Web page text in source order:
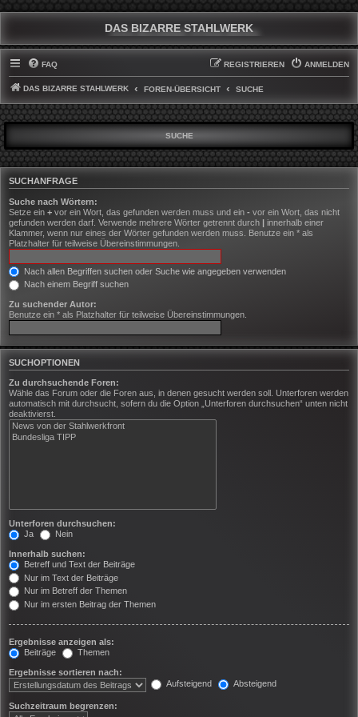
DAS BIZARRE STAHLWERK
FAQ ANMELDEN
REGISTRIEREN
DAS BIZARRE STAHLWERK FOREN-ÜBERSICHT SUCHE
SUCHE
SUCHANFRAGE
Suche nach Wörtern:
Setze ein + vor ein Wort, das gefunden werden muss und ein - vor ein Wort, das nicht
gefunden werden darf. Verwende mehrere Wörter getrennt durch | innerhalb einer
Klammer, wenn nur eines der Wörter gefunden werden muss. Benutze ein * als
Platzhalter für teilweise Übereinstimmungen.
Nach allen Begriffen suchen oder Suche wie angegeben verwenden
Nach einem Begriff suchen
Zu suchender Autor:
Benutze ein * als Platzhalter für teilweise Übereinstimmungen.
SUCHOPTIONEN
Zu durchsuchende Foren:
Wähle das Forum oder die Foren aus, in denen gesucht werden soll. Unterforen werden
automatisch mit durchsucht, sofern du die Option „Unterforen durchsuchen“ unten nicht
deaktivierst.
Unterforen durchsuchen:
Ja
Nein
Innerhalb suchen:
Betreff und Text der Beiträge
Nur im Text der Beiträge
Nur im Betreff der Themen
Nur im ersten Beitrag der Themen
Ergebnisse anzeigen als:
Beiträge
Themen
Ergebnisse sortieren nach:
Aufsteigend
Absteigend
Suchzeitraum begrenzen: